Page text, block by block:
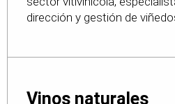
dirección y gestión de
Vinos naturales